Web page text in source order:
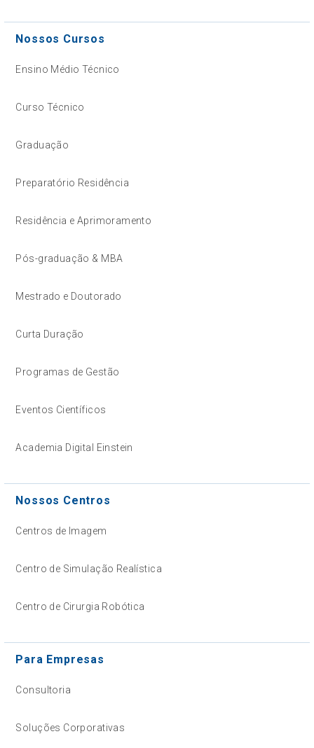
Nossos Cursos
Ensino Médio Técnico
Curso Técnico
Graduação
Preparatório Residência
Residência e Aprimoramento
Pós-graduação & MBA
Mestrado e Doutorado
Curta Duração
Programas de Gestão
Eventos Científicos
Academia Digital Einstein
Nossos Centros
Centros de Imagem
Centro de Simulação Realística
Centro de Cirurgia Robótica
Para Empresas
Consultoria
Soluções Corporativas